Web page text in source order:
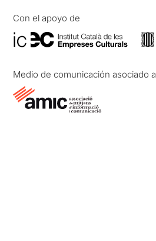
Con el apoyo de
Medio de comunicación asociado a